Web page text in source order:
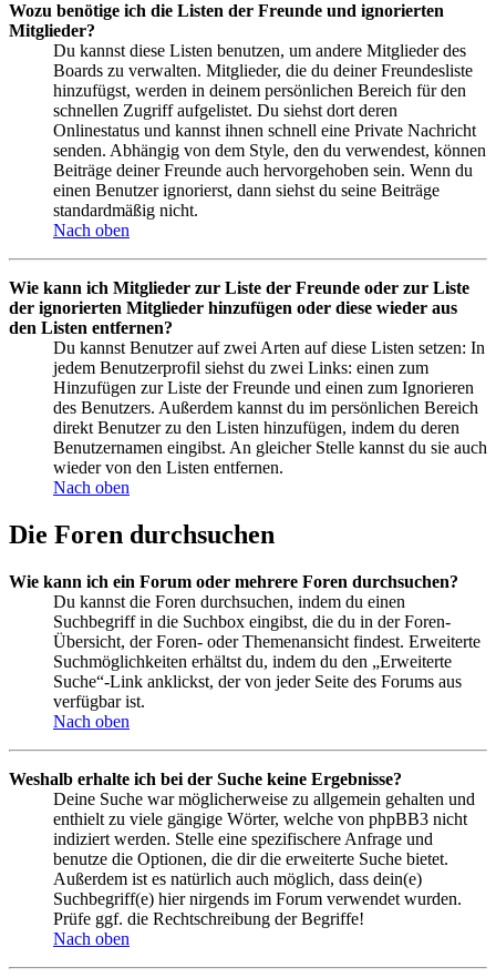
Wozu benötige ich die Listen der Freunde und ignorierten
Mitglieder?
Du kannst diese Listen benutzen, um andere Mitglieder des
Boards zu verwalten. Mitglieder, die du deiner Freundesliste
hinzufügst, werden in deinem persönlichen Bereich für den
schnellen Zugriff aufgelistet. Du siehst dort deren
Onlinestatus und kannst ihnen schnell eine Private Nachricht
senden. Abhängig von dem Style, den du verwendest, können
Beiträge deiner Freunde auch hervorgehoben sein. Wenn du
einen Benutzer ignorierst, dann siehst du seine Beiträge
standardmäßig nicht.
Nach oben
Wie kann ich Mitglieder zur Liste der Freunde oder zur Liste
der ignorierten Mitglieder hinzufügen oder diese wieder aus
den Listen entfernen?
Du kannst Benutzer auf zwei Arten auf diese Listen setzen: In
jedem Benutzerprofil siehst du zwei Links: einen zum
Hinzufügen zur Liste der Freunde und einen zum Ignorieren
des Benutzers. Außerdem kannst du im persönlichen Bereich
direkt Benutzer zu den Listen hinzufügen, indem du deren
Benutzernamen eingibst. An gleicher Stelle kannst du sie auch
wieder von den Listen entfernen.
Nach oben
Die Foren durchsuchen
Wie kann ich ein Forum oder mehrere Foren durchsuchen?
Du kannst die Foren durchsuchen, indem du einen
Suchbegriff in die Suchbox eingibst, die du in der Foren-
Übersicht, der Foren- oder Themenansicht findest. Erweiterte
Suchmöglichkeiten erhältst du, indem du den „Erweiterte
Suche“-Link anklickst, der von jeder Seite des Forums aus
verfügbar ist.
Nach oben
Weshalb erhalte ich bei der Suche keine Ergebnisse?
Deine Suche war möglicherweise zu allgemein gehalten und
enthielt zu viele gängige Wörter, welche von phpBB3 nicht
indiziert werden. Stelle eine spezifischere Anfrage und
benutze die Optionen, die dir die erweiterte Suche bietet.
Außerdem ist es natürlich auch möglich, dass dein(e)
Suchbegriff(e) hier nirgends im Forum verwendet wurden.
Prüfe ggf. die Rechtschreibung der Begriffe!
Nach oben